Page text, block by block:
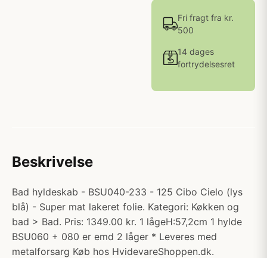
Fri fragt fra kr.
500
14 dages
fortrydelsesret
Beskrivelse
Bad hyldeskab - BSU040-233 - 125 Cibo Cielo (lys
blå) - Super mat lakeret folie. Kategori: Køkken og
bad > Bad. Pris: 1349.00 kr. 1 lågeH:57,2cm 1 hylde
BSU060 + 080 er emd 2 låger * Leveres med
metalforsarg Køb hos HvidevareShoppen.dk.